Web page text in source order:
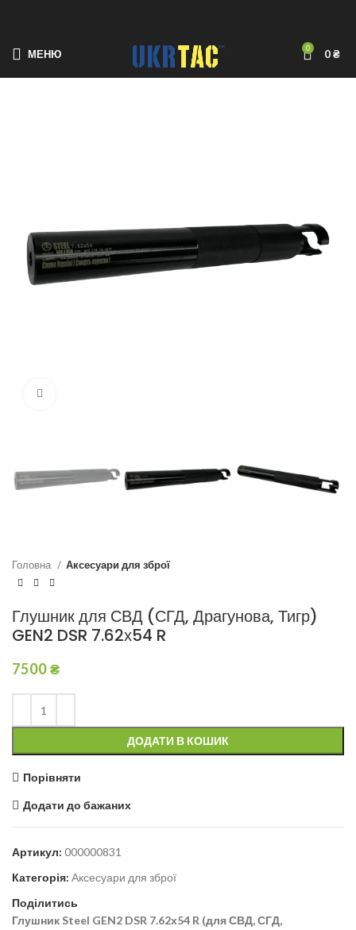
МЕНЮ 0 0₴
Головна Аксесуари для зброї
Глушник для СВД (СГД, Драгунова, Тигр)
GEN2 DSR 7.62х54 R
7500₴
Глушник Steel GEN2 DSR 7.62х54 R (для СВД, СГД,
ДОДАТИ В КОШИК
Порівняти
Додати до бажаних
Артикул: 000000831
Категорія: Аксесуари для зброї
Поділитись